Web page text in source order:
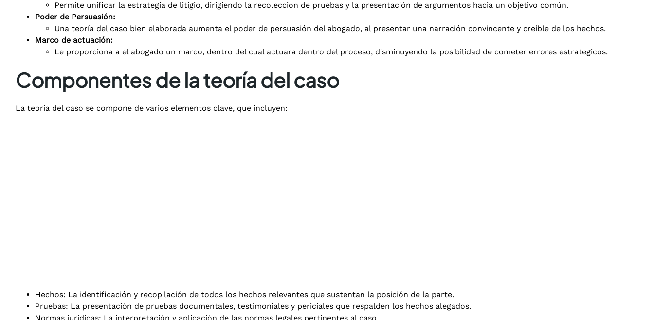
Permite unificar la estrategia de litigio, dirigiendo la recolección de pruebas y la presentación de argumentos hacia un objetivo común.
Poder de Persuasión:
Una teoría del caso bien elaborada aumenta el poder de persuasión del abogado, al presentar una narración convincente y creíble de los hechos.
Marco de actuación:
Le proporciona a el abogado un marco, dentro del cual actuara dentro del proceso, disminuyendo la posibilidad de cometer errores estrategicos.
Componentes de la teoría del caso
La teoría del caso se compone de varios elementos clave, que incluyen:
Hechos: La identificación y recopilación de todos los hechos relevantes que sustentan la posición de la parte.
Pruebas: La presentación de pruebas documentales, testimoniales y periciales que respalden los hechos alegados.
Normas jurídicas: La interpretación y aplicación de las normas legales pertinentes al caso.